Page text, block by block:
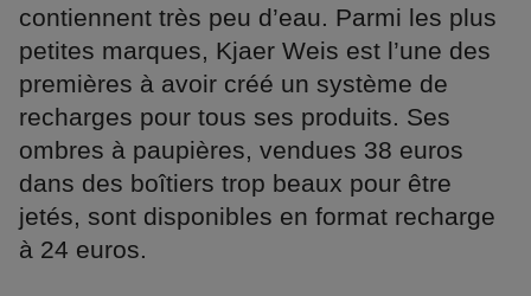
contiennent très peu d’eau. Parmi les plus
petites marques, Kjaer Weis est l’une des
premières à avoir créé un système de
recharges pour tous ses produits. Ses
ombres à paupières, vendues 38 euros
dans des boîtiers trop beaux pour être
jetés, sont disponibles en format recharge
à 24 euros.